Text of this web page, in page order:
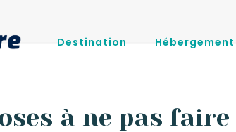
Destination Hébergement
à ne pas